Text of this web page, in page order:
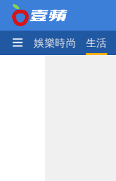
熱門 娛樂時尚 生活